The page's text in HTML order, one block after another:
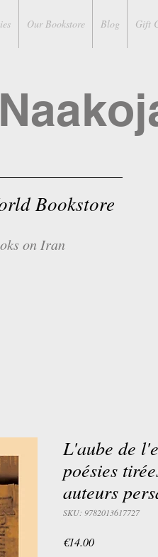
Our Bookstore Blog Gift
Bookstore
on Iran
L'aube de
poésies
auteurs
SKU: 9782013617727
€14.00Price